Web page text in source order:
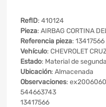
RefID: 410124
Pieza: AIRBAG CORTINA
Referencia pieza: 13417566
Vehículo: CHEVROLET
Estado: Material de
Ubicación: Almacenada
Observaciones:
544663743
13417566